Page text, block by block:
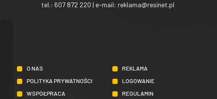
tel.: 607 872 220 | e-mail: reklama@resinet.pl
O NAS
REKLAMA
POLITYKA PRYWATNOŚCI
LOGOWANIE
WSPÓŁPRACA
REGULAMIN